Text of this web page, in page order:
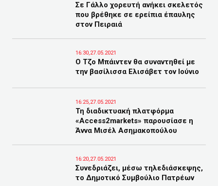
Σε Γάλλο χορευτή ανήκει σκελετός
που βρέθηκε σε ερείπια έπαυλης
στον Πειραιά
16:30,27.05.2021
Ο Τζο Μπάιντεν θα συναντηθεί με
την βασίλισσα Ελισάβετ τον Ιούνιο
16:25,27.05.2021
Τη διαδικτυακή πλατφόρμα
«Access2markets» παρουσίασε η
Άννα Μισέλ Ασημακοπούλου
16:20,27.05.2021
Συνεδριάζει, μέσω τηλεδιάσκεψης,
το Δημοτικό Συμβούλιο Πατρέων